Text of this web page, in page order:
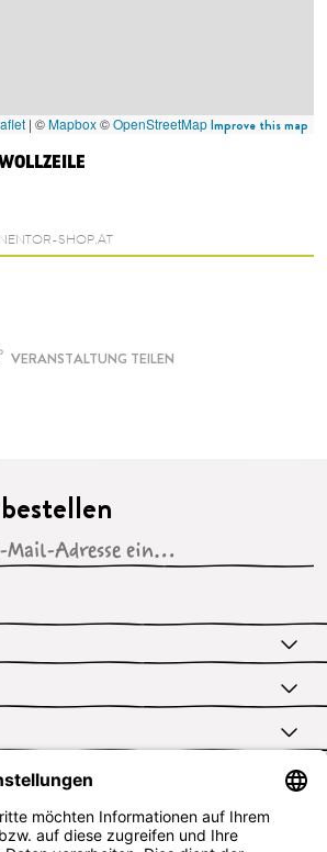
SHOP.AT
VERANSTALTUNG TEILEN
| ©Mapbox©OpenStreetMapImprove this map